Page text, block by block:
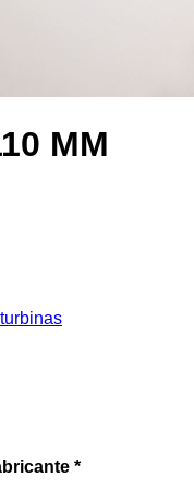
MM
*